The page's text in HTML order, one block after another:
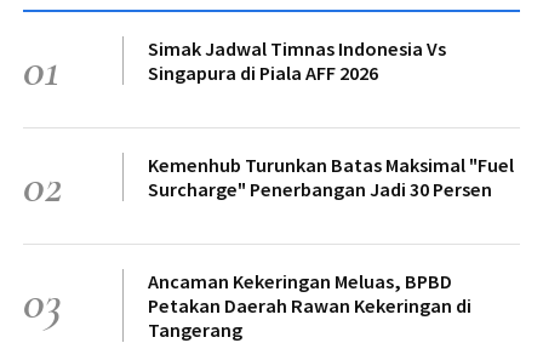
01
Simak Jadwal Timnas Indonesia Vs
Singapura di Piala AFF 2026
02
Kemenhub Turunkan Batas Maksimal "Fuel
Surcharge" Penerbangan Jadi 30 Persen
03
Ancaman Kekeringan Meluas, BPBD
Petakan Daerah Rawan Kekeringan di
Tangerang